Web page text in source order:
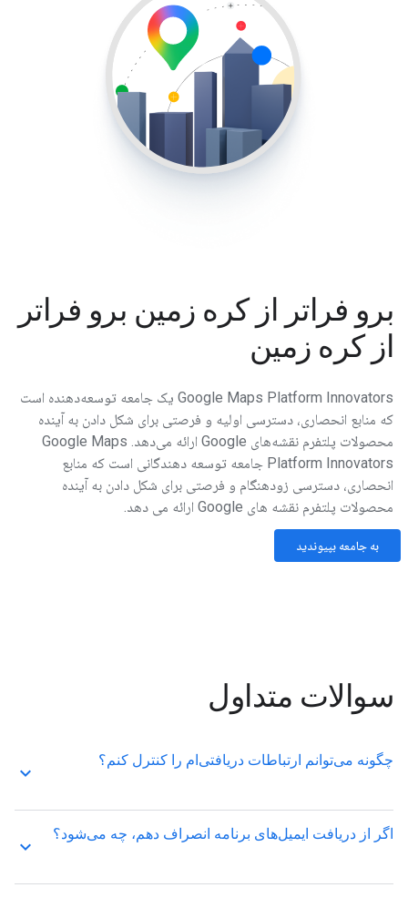
برو فراتر از کره زمین برو فراتر
از کره زمین
Google Maps Platform Innovators یک جامعه توسعه‌دهنده است
که منابع انحصاری، دسترسی اولیه و فرصتی برای شکل دادن به آینده
محصولات پلتفرم نقشه‌های Google ارائه می‌دهد. Google Maps
Platform Innovators جامعه توسعه دهندگانی است که منابع
انحصاری، دسترسی زودهنگام و فرصتی برای شکل دادن به آینده
محصولات پلتفرم نقشه های Google ارائه می دهد.
به جامعه بپیوندید
سوالات متداول
keyboard_arrow_up
چگونه می‌توانم ارتباطات دریافتی‌ام را کنترل کنم؟
keyboard_arrow_up
اگر از دریافت ایمیل‌های برنامه انصراف دهم، چه می‌شود؟